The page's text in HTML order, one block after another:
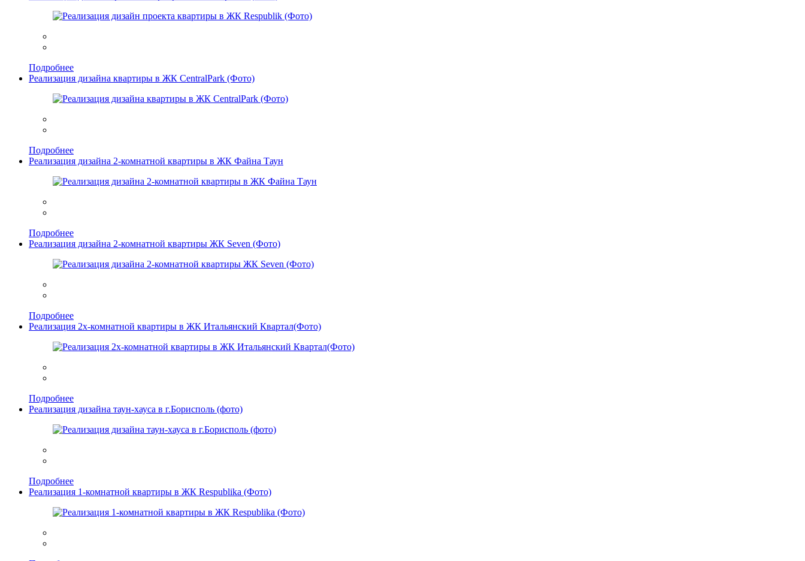
Подробнее
Реализация дизайна квартиры в ЖК CentralPark (Фото)
Подробнее
Реализация дизайна 2-комнатной квартиры в ЖК Файна Таун
Подробнее
Реализация дизайна 2-комнатной квартиры ЖК Seven (Фото)
Подробнее
Реализация 2х-комнатной квартиры в ЖК Итальянский Квартал(Фото)
Подробнее
Реализация дизайна таун-хауса в г.Борисполь (фото)
Подробнее
Реализация 1-комнатной квартиры в ЖК Respublika (Фото)